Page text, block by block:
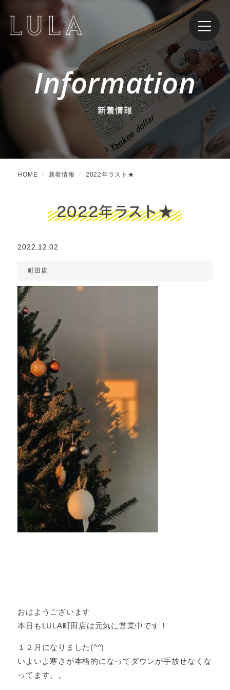
Information
新着情報
HOME 新着情報 2022年ラスト★
2022年ラスト★
2022.12.02
町田店
おはようございます
本日もLULA町田店は元気に営業中です！
１２月になりました(^^)
いよいよ寒さが本格的になってダウンが手放せなくな
ってます。。